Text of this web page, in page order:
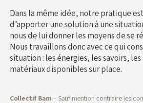
Dans la même idée, notre pratique
d’apporter une solution à une
nous de lui donner les moyens de se
Nous travaillons donc avec ce qui
situation : les énergies, les savoirs,
matériaux disponibles sur place.
Collectif Bam – Sauf mention contraire les